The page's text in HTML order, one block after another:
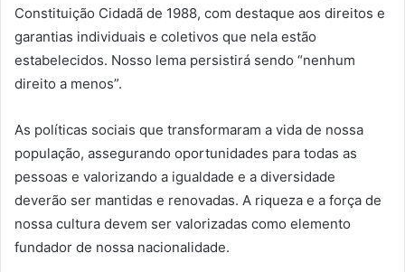
Constituição Cidadã de 1988, com destaque aos direitos e
garantias individuais e coletivos que nela estão
estabelecidos. Nosso lema persistirá sendo “nenhum
direito a menos”.
As políticas sociais que transformaram a vida de nossa
população, assegurando oportunidades para todas as
pessoas e valorizando a igualdade e a diversidade
deverão ser mantidas e renovadas. A riqueza e a força de
nossa cultura devem ser valorizadas como elemento
fundador de nossa nacionalidade.